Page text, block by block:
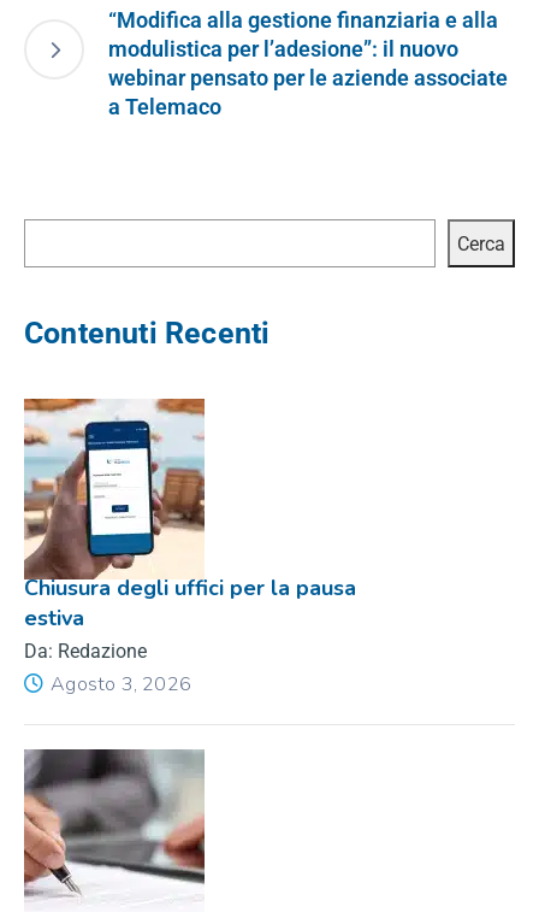
“Modifica alla gestione finanziaria e alla
modulistica per l’adesione”: il nuovo
webinar pensato per le aziende associate
a Telemaco
Cerca
Contenuti Recenti
Chiusura degli uffici per la pausa
estiva
Da: Redazione
Agosto 3, 2026